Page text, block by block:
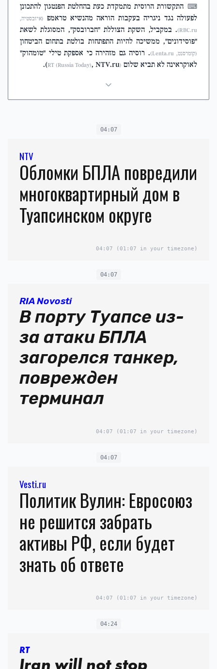
⌨ התקשורת הרוסית מתמקדת כעת בהחלטת הפנטגון להתכונן
לפעולה נגד ניגריה בעקבות הוראה מהנשיא טראמפ (איזבסטיה,
RBC.ru) . במקביל, השקת הצוללת "חברובסק", המסוגלת לשאת
"פוסידונים", ממשיכה להיות התפתחות בולטת בתחום הביטחון
(קומרסנט, Lenta.ru)
. רוסיה גם מזהירה כי אספקת טילי "טומהוק"
לאוקראינה לא תביא שלום (RT (Russia Today)
, NTV.ru).
04:07
NTV
Обломки БПЛА повредили
многоквартирный дом в
Туапсинском округе
04:07 (01:07 in your timezone)
04:07
RIA Novosti
В порту Туапсе из-
за атаки БПЛА
загорелся танкер,
поврежден
терминал
04:07 (01:07 in your timezone)
04:07
Vesti.ru
Политик Вулин: Евросоюз
не решится забрать
активы РФ, если будет
знать об ответе
04:07 (01:07 in your timezone)
04:24
RT
Iran will not stop